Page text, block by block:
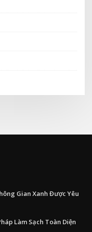
Gian Xanh Được Yêu
Làm Sạch Toàn Diện